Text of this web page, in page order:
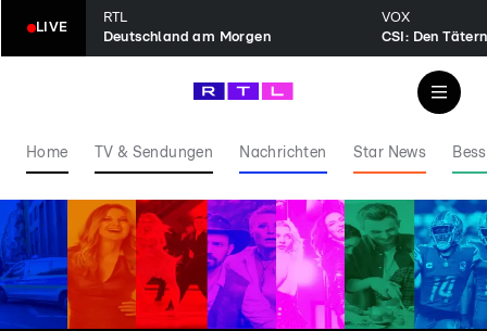
LIVE
RTL
Deutschland am Morgen
VOX
CSI: Den
Home TV & Sendungen Nachrichten Star News